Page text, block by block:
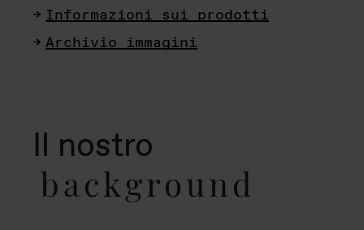
Informazioni sui prodotti
Archivio immagini
Il nostro
background